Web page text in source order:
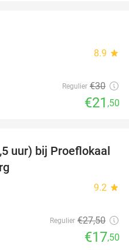
8.9 star
Regulier €30
€21 ,50
36%
uur) bij Proeflokaal
9.2 star
Regulier €27,50
€17,50